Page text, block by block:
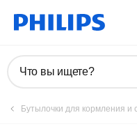
Что вы ищете?
Бутылочки для кормления и